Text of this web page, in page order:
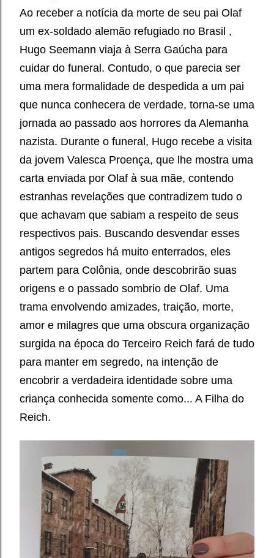
Ao receber a notícia da morte de seu pai Olaf
um ex-soldado alemão refugiado no Brasil ,
Hugo Seemann viaja à Serra Gaúcha para
cuidar do funeral. Contudo, o que parecia ser
uma mera formalidade de despedida a um pai
que nunca conhecera de verdade, torna-se uma
jornada ao passado aos horrores da Alemanha
nazista. Durante o funeral, Hugo recebe a visita
da jovem Valesca Proença, que lhe mostra uma
carta enviada por Olaf à sua mãe, contendo
estranhas revelações que contradizem tudo o
que achavam que sabiam a respeito de seus
respectivos pais. Buscando desvendar esses
antigos segredos há muito enterrados, eles
partem para Colônia, onde descobrirão suas
origens e o passado sombrio de Olaf. Uma
trama envolvendo amizades, traição, morte,
amor e milagres que uma obscura organização
surgida na época do Terceiro Reich fará de tudo
para manter em segredo, na intenção de
encobrir a verdadeira identidade sobre uma
criança conhecida somente como... A Filha do
Reich.